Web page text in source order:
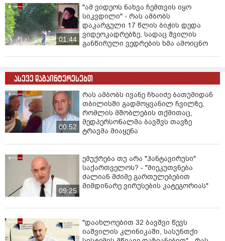
01:44
"ამ ვიდეოს ნახვა ჩემთვის იყო
სიკვდილი" - რას ამბობს
დაკარგული 17 წლის ბიჭის დედა
ვიდეოკადრებზე, სადაც შვილის
განწირული ვედრების ხმა ამოიცნო
ასევე დაგაინტერესებთ
00:52
რას ამბობს ივანე ჩხაიძე ბათუმიდან
თბილისში გადმოყვანილ ჩვილზე,
რომლის მშობლების თქმითაც,
მედპერსონალმა ბავშვს თავზე
ტრავმა მიაყენა
09:25
ემუქრება თუ არა "ჰანტავირუსი"
საქართველოს? - "მიეკუთვნება
ძალიან მძიმე გართულებებით
მიმდინარე ვირუსების კატეგორიას"
"დაახლოებით 32 ბავშვი წევს
იაშვილის კლინიკაში, სასუნთქი